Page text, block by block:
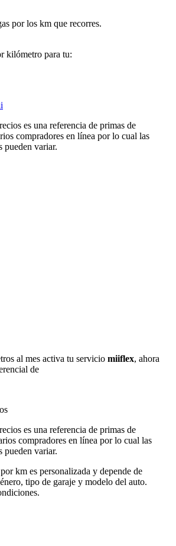
por los km que recorres.
kilómetro para tu:
es una referencia de primas de
compradores en línea por lo cual las
pueden variar.
al mes activa tu servicio miiflex, ahora
de
es una referencia de primas de
compradores en línea por lo cual las
pueden variar.
km es personalizada y depende de
tipo de garaje y modelo del auto.